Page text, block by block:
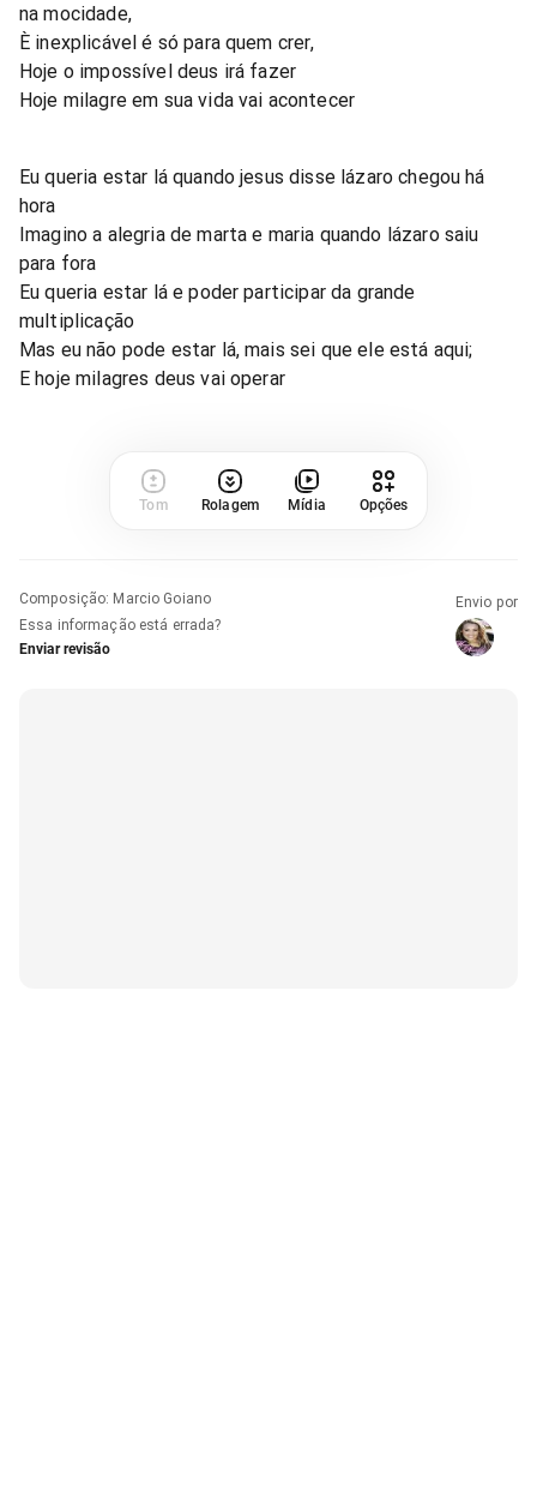
na mocidade,
È inexplicável é só para quem crer,
Hoje o impossível deus irá fazer
Hoje milagre em sua vida vai acontecer
Eu queria estar lá quando jesus disse lázaro chegou há
hora
Imagino a alegria de marta e maria quando lázaro saiu
para fora
Eu queria estar lá e poder participar da grande
multiplicação
Mas eu não pode estar lá, mais sei que ele está aqui;
E hoje milagres deus vai operar
Tom Rolagem Mídia Opções
Composição: Marcio Goiano
Essa informação está errada?
Enviar revisão
Envio por